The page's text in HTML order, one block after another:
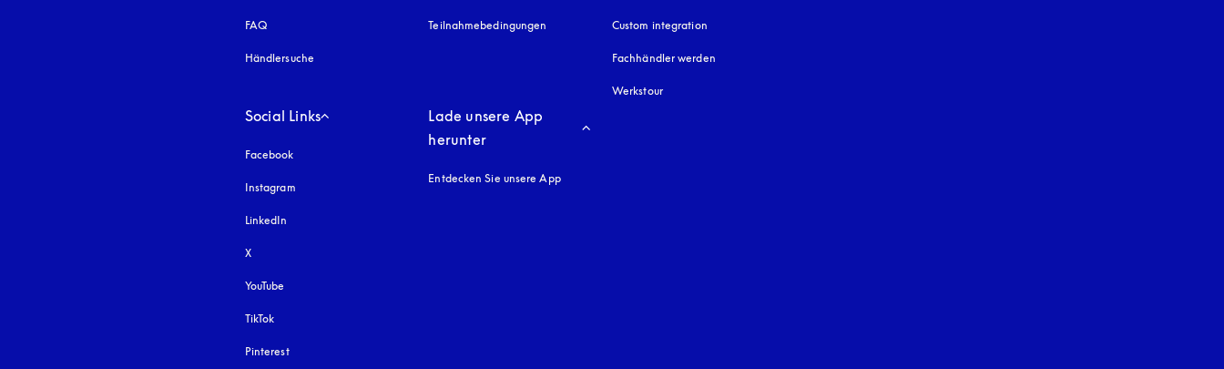
FAQ
Händlersuche
Teilnahmebedingungen Custom integration
Fachhändler werden
Werkstour
Social Links
Facebook
Instagram
LinkedIn
X
YouTube
TikTok
Pinterest
Lade unsere App
herunter
Entdecken Sie unsere App